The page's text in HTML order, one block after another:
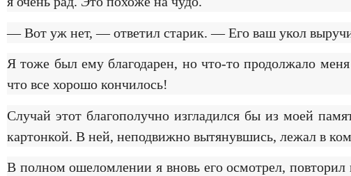
— Вот уж нет, — ответил старик. — Его ваш укол
Я тоже был ему благодарен, но что-то продолжало
что все хорошо кончилось!
Случай этот благополучно изгладился бы из моей
картонкой. В ней, неподвижно вытянувшись, лежал в
В полном ошеломлении я вновь его осмотрел,